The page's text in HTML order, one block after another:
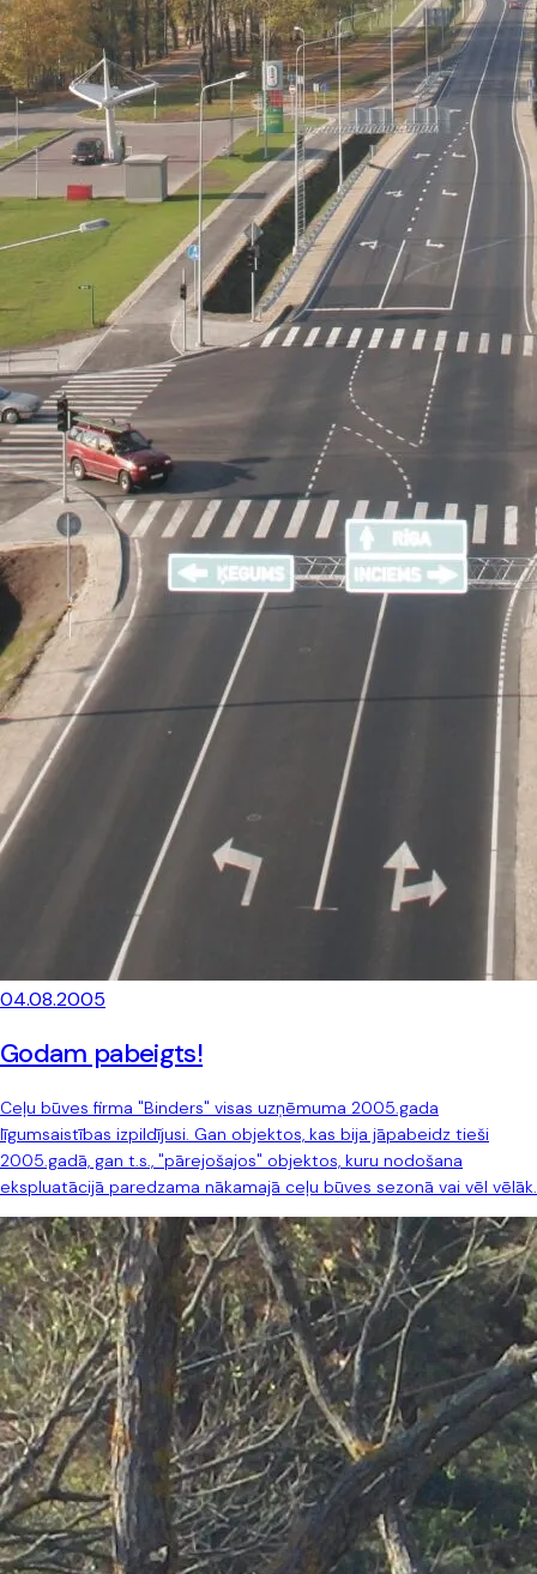
04.08.2005
Godam pabeigts!
Ceļu būves firma "Binders" visas uzņēmuma 2005.gada
līgumsaistības izpildījusi. Gan objektos, kas bija jāpabeidz tieši
2005.gadā, gan t.s., "pārejošajos" objektos, kuru nodošana
ekspluatācijā paredzama nākamajā ceļu būves sezonā vai vēl vēlāk.